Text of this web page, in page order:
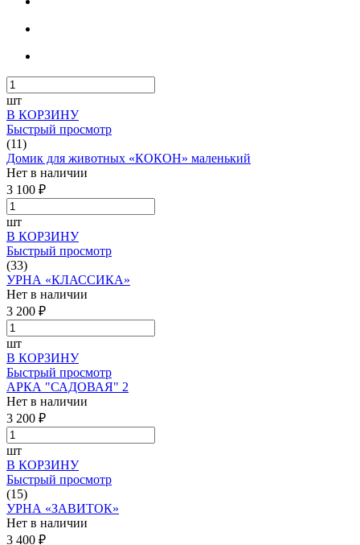
шт
В КОРЗИНУ
Быстрый просмотр
(11)
Домик для животных «КОКОН» маленький
Нет в наличии
3 100 ₽
шт
В КОРЗИНУ
Быстрый просмотр
(33)
УРНА «КЛАССИКА»
Нет в наличии
3 200 ₽
шт
В КОРЗИНУ
Быстрый просмотр
АРКА "САДОВАЯ" 2
Нет в наличии
3 200 ₽
шт
В КОРЗИНУ
Быстрый просмотр
(15)
УРНА «ЗАВИТОК»
Нет в наличии
3 400 ₽